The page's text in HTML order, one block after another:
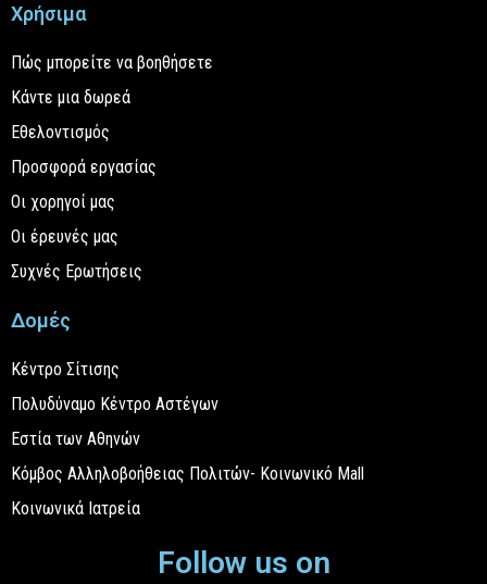
Χρήσιμα
Πώς μπορείτε να βοηθήσετε
Κάντε μια δωρεά
Εθελοντισμός
Προσφορά εργασίας
Οι χορηγοί μας
Οι έρευνές μας
Συχνές Ερωτήσεις
Δομές
Κέντρο Σίτισης
Πολυδύναμο Κέντρο Αστέγων
Εστία των Αθηνών
Κόμβος Αλληλοβοήθειας Πολιτών- Κοινωνικό Mall
Κοινωνικά Ιατρεία
Follow us on